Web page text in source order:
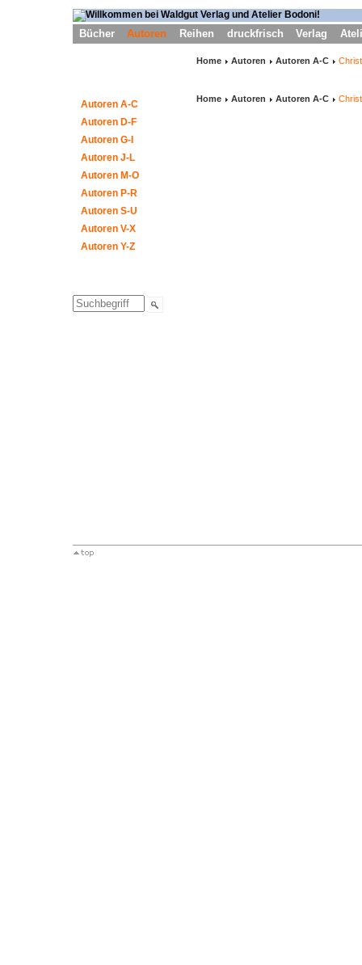
Bücher Autoren Reihen druckfrisch Verlag
Autoren A-C
Autoren D-F
Autoren G-I
Autoren J-L
Autoren M-O
Autoren P-R
Autoren S-U
Autoren V-X
Autoren Y-Z
Home Autoren Autoren A-C
Home Autoren Autoren A-C